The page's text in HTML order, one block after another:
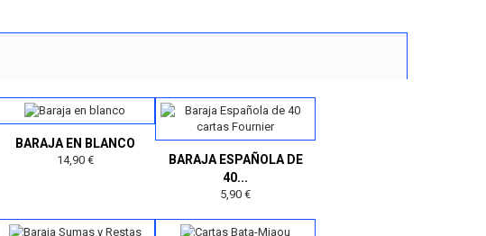
BARAJA EN BLANCO
14,90 €
BARAJA ESPAÑOLA DE
40...
5,90 €